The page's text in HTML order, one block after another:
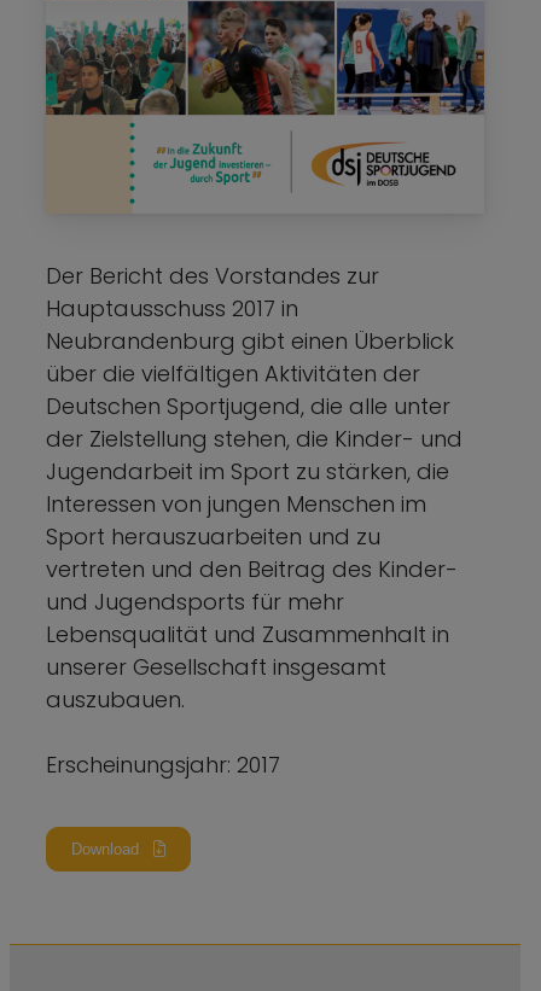
Der Bericht des Vorstandes zur
Hauptausschuss 2017 in
Neubrandenburg gibt einen Überblick
über die vielfältigen Aktivitäten der
Deutschen Sportjugend, die alle unter
der Zielstellung stehen, die Kinder- und
Jugendarbeit im Sport zu stärken, die
Interessen von jungen Menschen im
Sport herauszuarbeiten und zu
vertreten und den Beitrag des Kinder-
und Jugendsports für mehr
Lebensqualität und Zusammenhalt in
unserer Gesellschaft insgesamt
auszubauen.
Erscheinungsjahr: 2017
Download